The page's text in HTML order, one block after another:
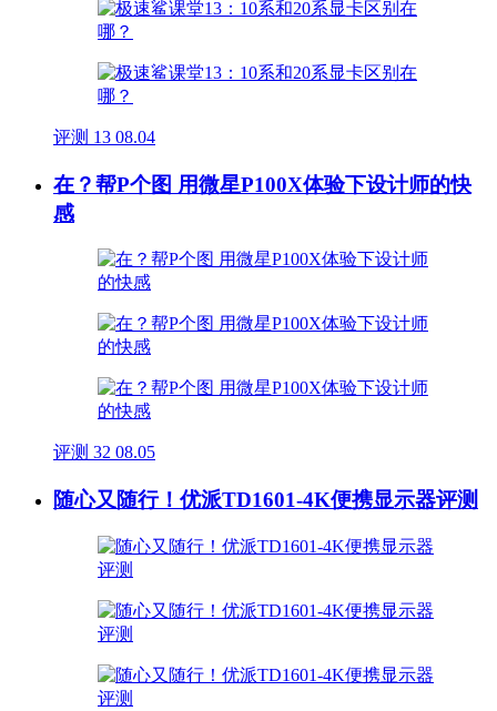
评测 13 08.04
在？帮P个图 用微星P100X体验下设计师的快
感
评测 32 08.05
随心又随行！优派TD1601-4K便携显示器评测